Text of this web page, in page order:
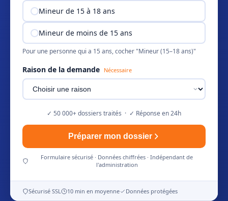
Mineur de 15 à 18 ans
Mineur de moins de 15 ans
Pour une personne qui a 15 ans, cocher "Mineur (15–18 ans)"
Raison de la demande Nécessaire
✓ 50 000+ dossiers traités · ✓ Réponse en 24h
Préparer mon dossier
Formulaire sécurisé · Données chiffrées · Indépendant de
l'administration
Sécurisé SSL 10 min en moyenne Données protégées